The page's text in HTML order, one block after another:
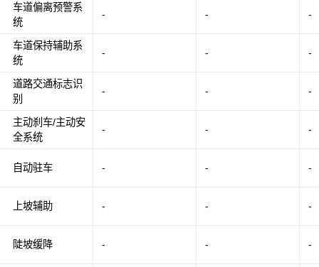
车道偏离预警系
统
车道保持辅助系
统
道路交通标志识
别
主动刹车/主动安
全系统
自动驻车
上坡辅助
陡坡缓降
- - -
- - -
- - -
- - -
- - -
- - -
- - -